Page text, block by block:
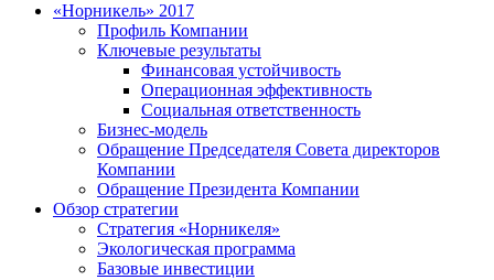
«Норникель» 2017
Профиль Компании
Ключевые результаты
Финансовая устойчивость
Операционная эффективность
Социальная ответственность
Бизнес-модель
Обращение Председателя Совета директоров
Компании
Обращение Президента Компании
Обзор стратегии
Стратегия «Норникеля»
Экологическая программа
Базовые инвестиции